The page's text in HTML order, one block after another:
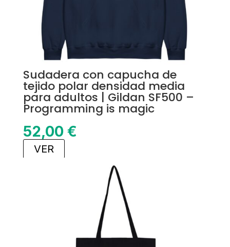
Sudadera con capucha de
tejido polar densidad media
para adultos | Gildan SF500 –
Programming is magic
52,00 €
VER